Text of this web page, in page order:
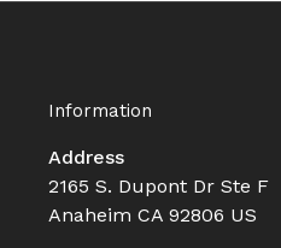
Information
Address
2165 S. Dupont Dr Ste F
Anaheim CA 92806 US